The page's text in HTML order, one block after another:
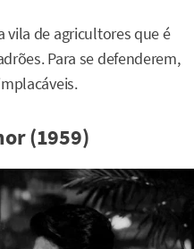
vila de agricultores que é
Para se defenderem,
(1959)